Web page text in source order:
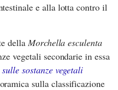
e alla lotta contro il
della Morchella esculenta
vegetali secondarie in essa
sostanze vegetali
sulla classificazione